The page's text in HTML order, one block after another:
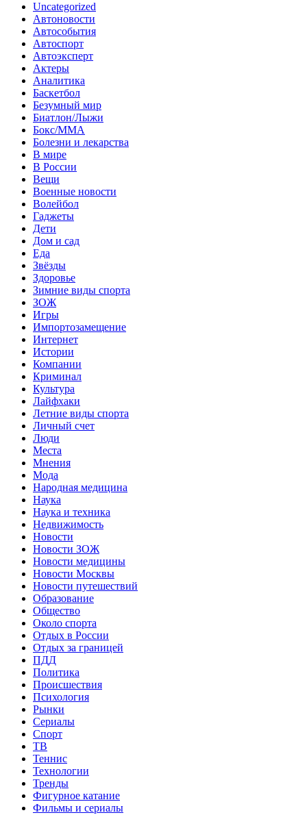
Uncategorized
Автоновости
Автособытия
Автоспорт
Автоэксперт
Актеры
Аналитика
Баскетбол
Безумный мир
Биатлон/Лыжи
Бокс/MMA
Болезни и лекарства
В мире
В России
Вещи
Военные новости
Волейбол
Гаджеты
Дети
Дом и сад
Еда
Звёзды
Здоровье
Зимние виды спорта
ЗОЖ
Игры
Импортозамещение
Интернет
Истории
Компании
Криминал
Культура
Лайфхаки
Летние виды спорта
Личный счет
Люди
Места
Мнения
Мода
Народная медицина
Наука
Наука и техника
Недвижимость
Новости
Новости ЗОЖ
Новости медицины
Новости Москвы
Новости путешествий
Образование
Общество
Около спорта
Отдых в России
Отдых за границей
ПДД
Политика
Происшествия
Психология
Рынки
Сериалы
Спорт
ТВ
Теннис
Технологии
Тренды
Фигурное катание
Фильмы и сериалы